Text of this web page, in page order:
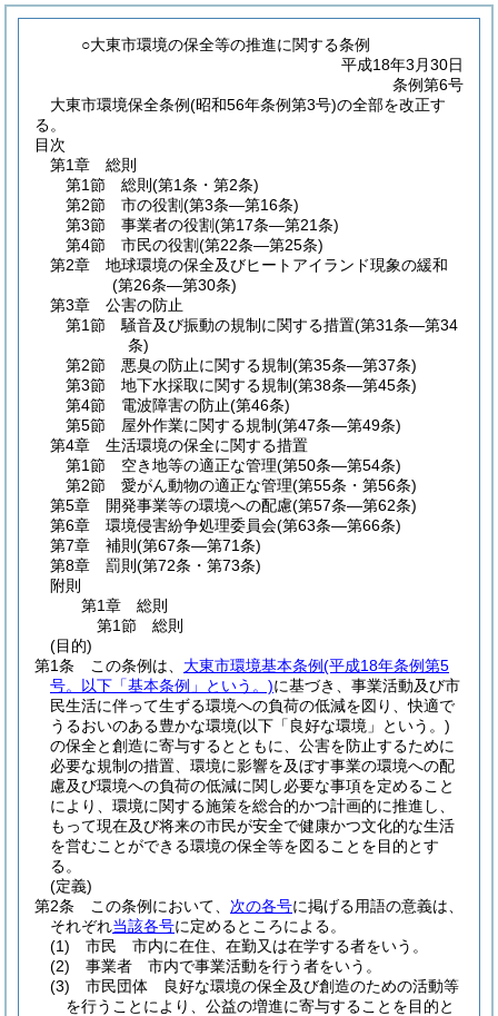
○大東市環境の保全等の推進に関する条例
平成18年3月30日
条例第6号
大東市環境保全条例(昭和56年条例第3号)の全部を改正す
る。
目次
第1章
総則
第1節
総則 (第1条・第2条)
第2節
市の役割(第3条―第16条)
第3節
事業者の役割(第17条―第21条)
第4節
市民の役割(第22条―第25条)
第2章
地球環境の保全及びヒートアイランド現象の緩和
(第26条―第30条)
第3章
公害の防止
第1節
騒音及び振動の規制に関する措置(第31条―第34
条)
第2節
悪臭の防止に関する規制(第35条―第37条)
第3節
地下水採取に関する規制(第38条―第45条)
第4節
電波障害の防止(第46条)
第5節
屋外作業に関する規制(第47条―第49条)
第4章
生活環境の保全に関する措置
第1節
空き地等の適正な管理(第50条―第54条)
第2節
愛がん動物の適正な管理(第55条・第56条)
第5章
開発事業等の環境への配慮(第57条―第62条)
第6章
環境侵害紛争処理委員会(第63条―第66条)
第7章
補則 (第67条―第71条)
第8章
罰則 (第72条・第73条)
附則
第1章
総則
第1節
総則
(目的)
第1条
この条例は、 大東市環境基本条例(平成18年条例第5
号。以下「基本条例」という。)に基づき、事業活動及び市
民生活に伴って生ずる環境への負荷の低減を図り、快適で
うるおいのある豊かな環境(以下「良好な環境」という。)
の保全と創造に寄与するとともに、公害を防止するために
必要な規制の措置、環境に影響を及ぼす事業の環境への配
慮及び環境への負荷の低減に関し必要な事項を定めること
により、環境に関する施策を総合的かつ計画的に推進し、
もって現在及び将来の市民が安全で健康かつ文化的な生活
を営むことができる環境の保全等を図ることを目的とす
る。
(定義)
第2条
この条例において、 次の各号に掲げる用語の意義は、
それぞれ当該各号に定めるところによる。
(1)
市民 市内に在住、在勤又は在学する者をいう。
(2)
事業者 市内で事業活動を行う者をいう。
(3)
市民団体 良好な環境の保全及び創造のための活動等
を行うことにより、公益の増進に寄与することを目的と